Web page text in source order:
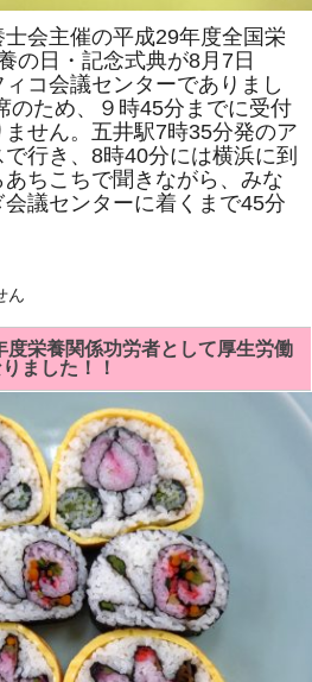
会主催の平成29年度全国栄
の日・記念式典が8月7日
ィコ会議センターでありまし
のため、９時45分までに受付
せん。五井駅7時35分発のア
行き、8時40分には横浜に到
ちこちで聞きながら、みな
議センターに着くまで45分
ん
栄養関係功労者として厚生労働
ました！！